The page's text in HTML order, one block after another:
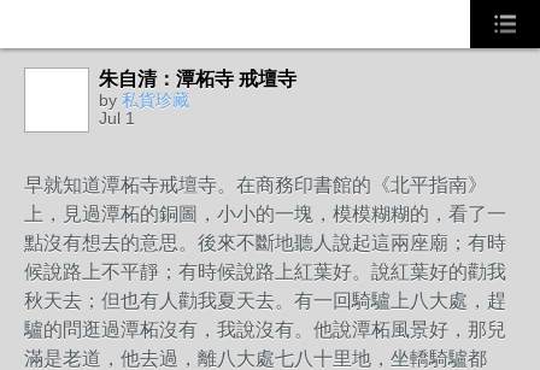
朱自清：潭柘寺 戒壇寺
by 私貨珍藏
Jul 1
早就知道潭柘寺戒壇寺。在商務印書館的《北平指南》
上，見過潭柘的銅圖，小小的一塊，模模糊糊的，看了一
點沒有想去的意思。後來不斷地聽人說起這兩座廟；有時
候說路上不平靜；有時候說路上紅葉好。說紅葉好的勸我
秋天去；但也有人勸我夏天去。有一回騎驢上八大處，趕
驢的問逛過潭柘沒有，我說沒有。他說潭柘風景好，那兒
滿是老道，他去過，離八大處七八十里地，坐轎騎驢都